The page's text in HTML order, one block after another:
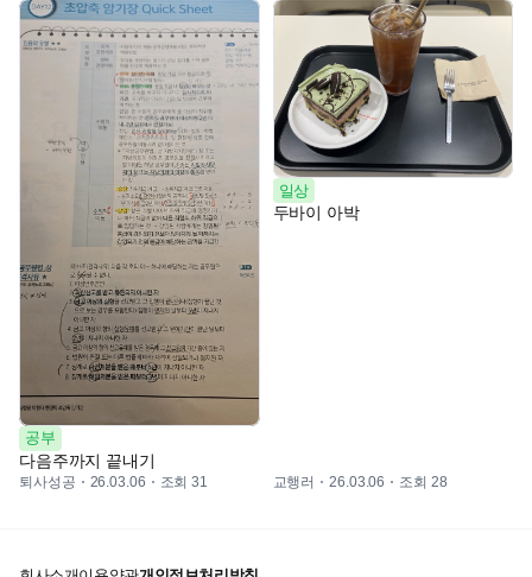
공부
다음주까지 끝내기
퇴사성공 26.03.06 조회 31
일상
두바이 아박
교행러 26.03.06 조회 28